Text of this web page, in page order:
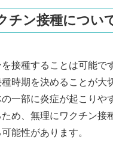
チン接種につい
接種することは可能で
時期を決めることが大
一部に炎症が起こりや
め、無理にワクチン接
能性があります。